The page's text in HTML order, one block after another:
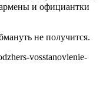
и официантки
не получится.
vosstanovlenie-